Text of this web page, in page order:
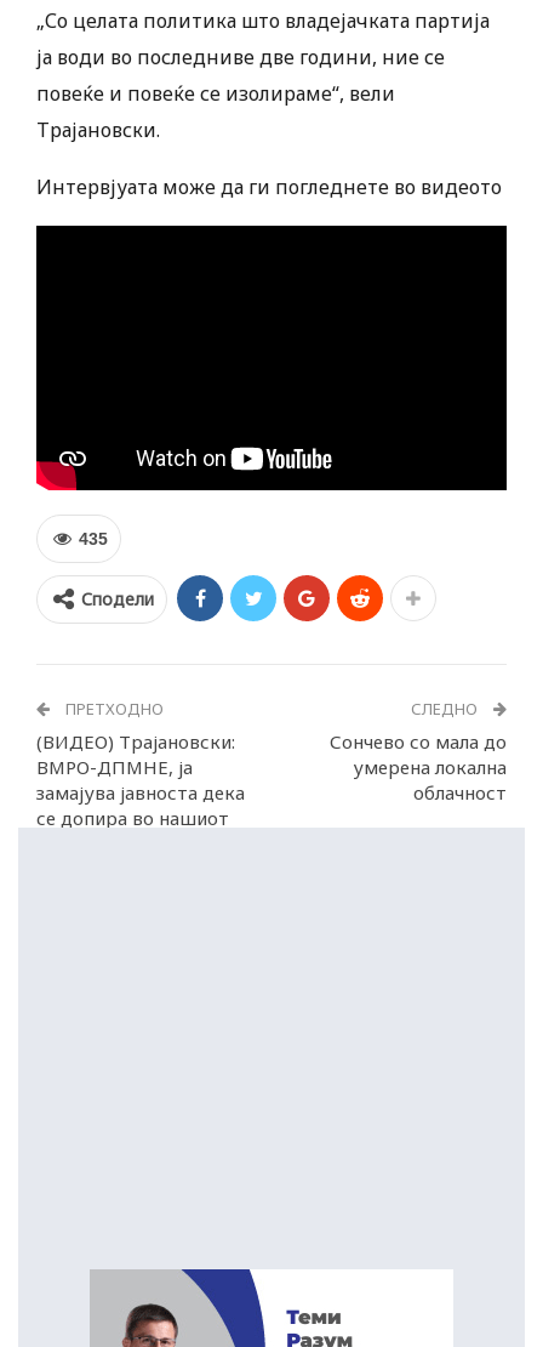
„Со целата политика што владејачката партија
ја води во последниве две години, ние се
повеќе и повеќе се изолираме“, вели
Трајановски.
Интервјуата може да ги погледнете во видеото
435
Сподели
ПРЕТХОДНО
(ВИДЕО) Трајановски:
ВМРО-ДПМНЕ, ја
замајува јавноста дека
се допира во нашиот
СЛЕДНО
Сончево со мала до
умерена локална
облачност